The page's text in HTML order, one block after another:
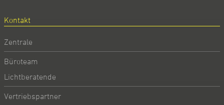
Kontakt
Zentrale
Büroteam
Lichtberatende
Vertriebspartner